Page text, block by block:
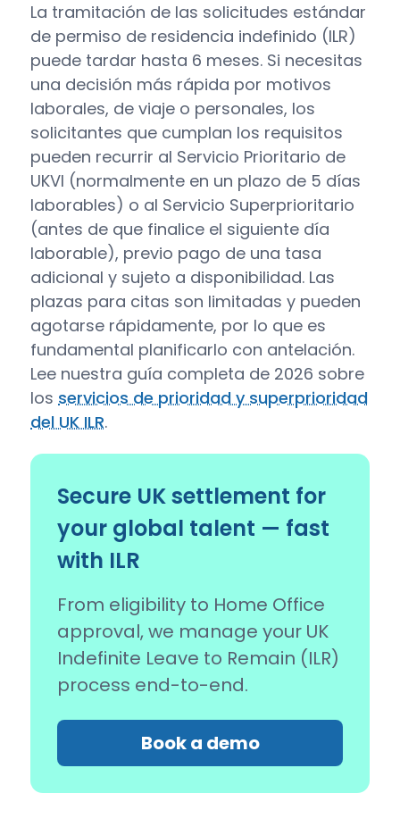
La tramitación de las solicitudes estándar
de permiso de residencia indefinido (ILR)
puede tardar hasta 6 meses. Si necesitas
una decisión más rápida por motivos
laborales, de viaje o personales, los
solicitantes que cumplan los requisitos
pueden recurrir al Servicio Prioritario de
UKVI (normalmente en un plazo de 5 días
laborables) o al Servicio Superprioritario
(antes de que finalice el siguiente día
laborable), previo pago de una tasa
adicional y sujeto a disponibilidad. Las
plazas para citas son limitadas y pueden
agotarse rápidamente, por lo que es
fundamental planificarlo con antelación.
Lee nuestra guía completa de 2026 sobre
los servicios de prioridad y superprioridad
del UK ILR.
Secure UK settlement for
your global talent — fast
with ILR
From eligibility to Home Office
approval, we manage your UK
Indefinite Leave to Remain (ILR)
process end-to-end.
Book a demo